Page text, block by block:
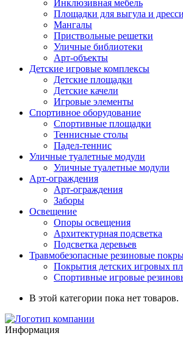
Инклюзивная мебель
Площадки для выгула и
Мангалы
Приствольные решетки
Уличные библиотеки
Арт-объекты
Детские игровые комплексы
Детские площадки
Детские качели
Игровые элементы
Спортивное оборудование
Спортивные площадки
Теннисные столы
Падел-теннис
Уличные туалетные модули
Уличные туалетные модули
Арт-ограждения
Арт-ограждения
Заборы
Освещение
Опоры освещения
Архитектурная подсветка
Подсветка деревьев
Травмобезопасные резиновые
Покрытия детских игровых
Спортивные игровые
В этой категории пока нет товаров.
Информация